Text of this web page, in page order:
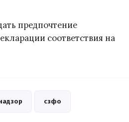
предпочтение
соответствия на
сзфо